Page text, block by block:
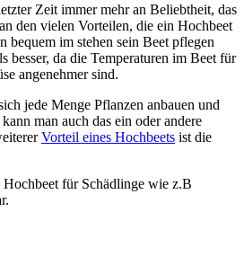
Zeit immer mehr an Beliebtheit, das
den vielen Vorteilen, die ein Hochbeet
bequem im stehen sein Beet pflegen
besser, da die Temperaturen im Beet für
angenehmer sind.
jede Menge Pflanzen anbauen und
man auch das ein oder andere
Vorteil eines Hochbeets ist die
für Schädlinge wie z.B